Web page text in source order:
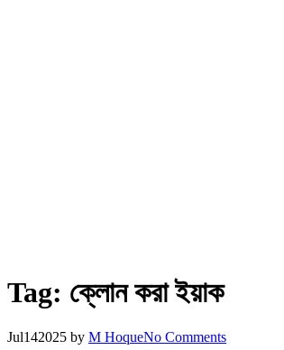
Tag: ক্লোন করা ইয়াক
Jul142025 by M HoqueNo Comments